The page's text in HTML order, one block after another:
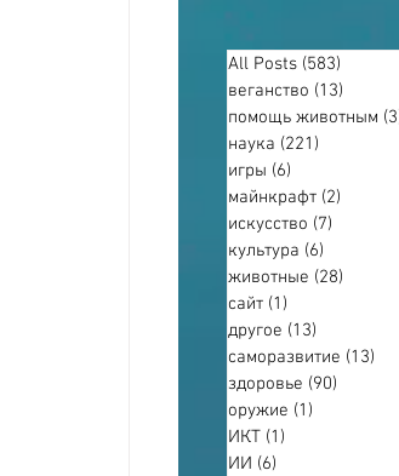
All Posts (583)
веганство (13)
помощь животным
наука (221)
игры (6)
майнкрафт (2)
искусство (7)
культура (6)
животные (28)
сайт (1)
другое (13)
саморазвитие (13)
здоровье (90)
оружие (1)
ИКТ (1)
ИИ (6)